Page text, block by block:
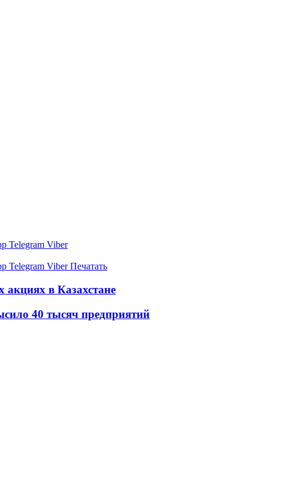
Telegram Viber
Telegram Viber Печатать
акциях в Казахстане
40 тысяч предприятий